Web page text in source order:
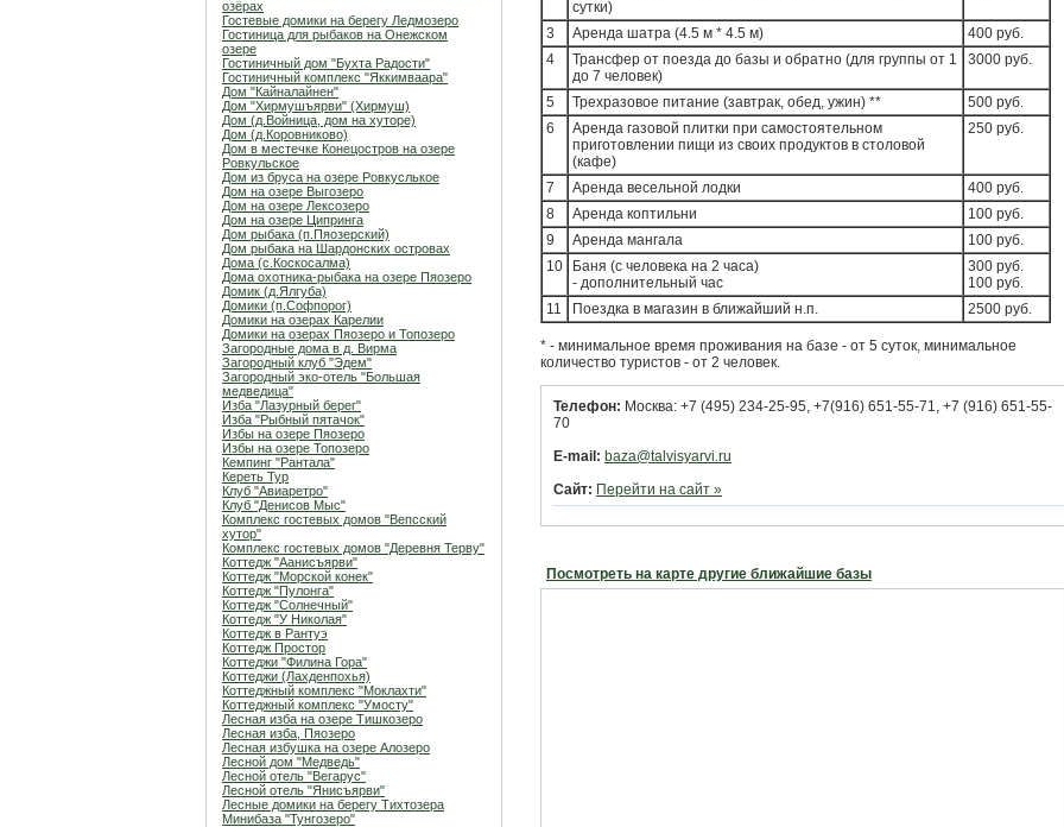
озёрах
Гостевые домики на берегу Ледмозеро
Гостиница для рыбаков на Онежском
озере
Гостиничный дом "Бухта Радости"
Гостиничный комплекс "Яккимваара"
Дом "Кайналайнен"
Дом "Хирмушъярви" (Хирмуш)
Дом (д.Войница, дом на хуторе)
Дом (д.Коровниково)
Дом в местечке Конецостров на озере
Ровкульское
Дом из бруса на озере Ровкуслькое
Дом на озере Выгозеро
Дом на озере Лексозеро
Дом на озере Ципринга
Дом рыбака (п.Пяозерский)
Дом рыбака на Шардонских островах
Дома (с.Коскосалма)
Дома охотника-рыбака на озере Пяозеро
Домик (д.Ялгуба)
Домики (п.Софпорог)
Домики на озерах Карелии
Домики на озерах Пяозеро и Топозеро
Загородные дома в д. Вирма
Загородный клуб "Эдем"
Загородный эко-отель "Большая
медведица"
Изба "Лазурный берег"
Изба "Рыбный пятачок"
Избы на озере Пяозеро
Избы на озере Топозеро
Кемпинг "Рантала"
Кереть Тур
Клуб "Авиаретро"
Клуб "Денисов Мыс"
Комплекс гостевых домов "Вепсский
хутор"
Комплекс гостевых домов "Деревня Терву"
Коттедж "Аанисъярви"
Коттедж "Морской конек"
Коттедж "Пулонга"
Коттедж "Солнечный"
Коттедж "У Николая"
Коттедж в Рантуэ
Коттедж Простор
Коттеджи "Филина Гора"
Коттеджи (Лахденпохья)
Коттеджный комплекс "Мoклахти"
Коттеджный комплекс "Умосту"
Лесная изба на озере Тишкозеро
Лесная изба, Пяозеро
Лесная избушка на озере Алозеро
Лесной дом "Медведь"
Лесной отель "Вегарус"
Лесной отель "Янисъярви"
Лесные домики на берегу Тихтозера
Минибаза "Тунгозеро"
сутки)
3 Аренда шатра (4.5 м * 4.5 м)
400 руб.
4
Трансфер от поезда до базы и обратно (для группы от 1
до 7 человек)
3000 руб.
5 Трехразовое питание (завтрак, обед, ужин) **
500 руб.
6
Аренда газовой плитки при самостоятельном
приготовлении пищи из своих продуктов в столовой
(кафе)
250 руб.
7 Аренда весельной лодки
400 руб.
8
Аренда коптильни
100 руб.
9
Аренда мангала
100 руб.
10
Баня (с человека на 2 часа)
- дополнительный час
300 руб.
100 руб.
11
Поездка в магазин в ближайший н.п. 2500 руб.
* - минимальное время проживания на базе - от 5 суток, минимальное
количество туристов - от 2 человек.
Телефон: Москва: +7 (495) 234-25-95, +7(916) 651-55-71, +7 (916) 651-55-
70
E-mail: baza@talvisyarvi.ru
Сайт: Перейти на сайт »
Посмотреть на карте другие ближайшие базы